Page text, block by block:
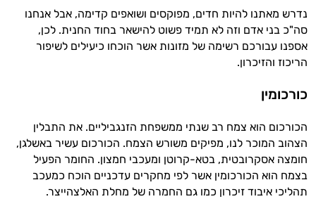
נדרש מאתנו להיות חדים, מפוקסים ושואפים קדימה, אבל אנחנו
סה"כ בני אדם וזה לא תמיד פשוט להישאר בחוד החנית. לכן,
אספנו עבורכם רשימה של מזונות אשר הוכחו כיעילים לשיפור
הריכוז והזיכרון.
כורכומין
הכורכום הוא צמח רב שנתי ממשפחת הזנגביליים. את התבלין
הצהוב המוכר לנו, מפיקים משורש הצמח. הכורכום עשיר באשלגן,
חומצה אסקרובטית, בטא-קרוטן ומעכבי חמצון. החומר הפעיל
בצמח הוא הכורכומין אשר לפי מחקרים עדכניים הוכח כמעכב
תהליכי איבוד זיכרון כמו גם החמרה של מחלת האלצהייצר.